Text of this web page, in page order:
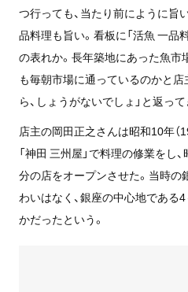
つ行っても、当たり前にように旨
品料理も旨い。看板に「活魚 一品
の表れか。長年築地にあった魚市
も毎朝市場に通っているのかと
ら、しょうがないでしょ」と返って
店主の岡田正之さんは昭和10年（
「神田 三州屋」で料理の修業をし
分の店をオープンさせた。当時
わいはなく、銀座の中心地である
かだったという。